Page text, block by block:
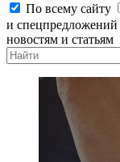
По всему сайту
и спецпредложений
новостям и статьям